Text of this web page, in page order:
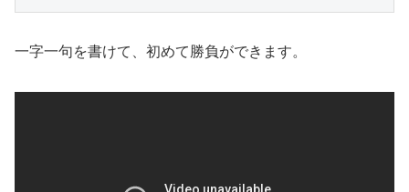
一字一句を書けて、初めて勝負ができます。